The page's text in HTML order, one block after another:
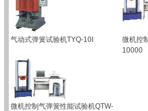
气动式弹簧试验机TYQ-10I
微机控
10000
微机控制气弹簧性能试验机QTW-